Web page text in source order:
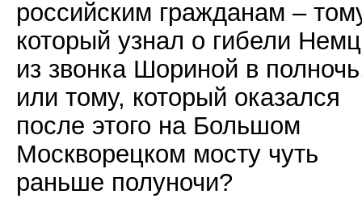
российским гражданам –
который узнал о гибели
из звонка Шориной в
или тому, который оказался
после этого на Большом
Москворецком мосту чуть
раньше полуночи?